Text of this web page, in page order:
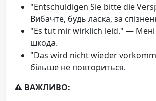
"Entschuldigen Sie bitte die
Вибачте, будь ласка, за
"Es tut mir wirklich leid." — Мені
шкода.
"Das wird nicht wieder
більше не повториться.
⚠️ ВАЖЛИВО: